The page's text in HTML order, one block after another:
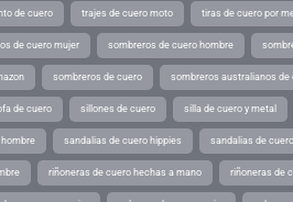
de cuero trajes de cuero moto tiras de cuero por
de cuero mujer sombreros de cuero hombre
sombreros de cuero sombreros australianos de
de cuero sillones de cuero silla de cuero y metal
sandalias de cuero hippies sandalias de
riñoneras de cuero hechas a mano riñoneras de